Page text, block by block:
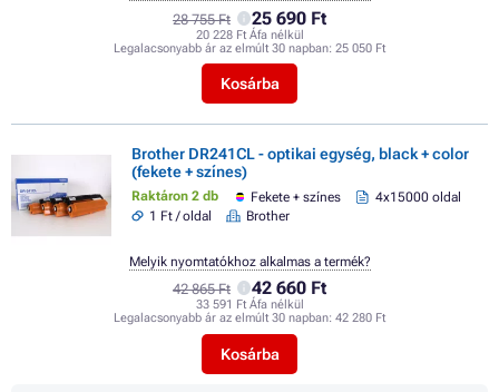
28 755 Ft 25 690 Ft
20 228 Ft Áfa nélkül
Legalacsonyabb ár az elmúlt 30 napban: 25 050 Ft
Kosárba
Brother DR241CL - optikai egység, black + color
(fekete + színes)
Raktáron 2 db Fekete + színes
4x15000 oldal
1 Ft / oldal
Brother
42 865 Ft 42 660 Ft
33 591 Ft Áfa nélkül
Legalacsonyabb ár az elmúlt 30 napban: 42 280 Ft
Kosárba
Melyik nyomtatókhoz alkalmas a termék?